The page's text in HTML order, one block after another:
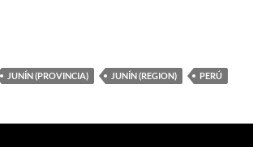
JUNÍN (PROVINCIA) JUNÍN (REGION) PERÚ